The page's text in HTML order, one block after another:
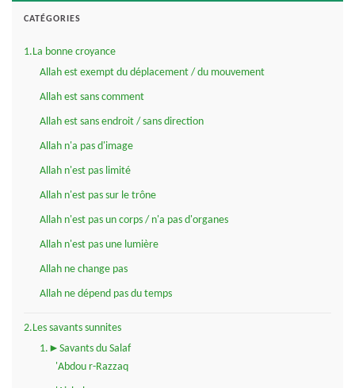
CATÉGORIES
1.La bonne croyance
Allah est exempt du déplacement / du mouvement
Allah est sans comment
Allah est sans endroit / sans direction
Allah n'a pas d'image
Allah n'est pas limité
Allah n'est pas sur le trône
Allah n'est pas un corps / n'a pas d'organes
Allah n'est pas une lumière
Allah ne change pas
Allah ne dépend pas du temps
2.Les savants sunnites
1.►Savants du Salaf
'Abdou r-Razzaq